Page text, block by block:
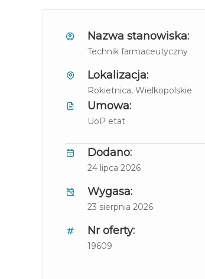
Nazwa stanowiska:
Technik farmaceutyczny
Lokalizacja:
Rokietnica, Wielkopolskie
Umowa:
UoP etat
Dodano:
24 lipca 2026
Wygasa:
23 sierpnia 2026
Nr oferty:
19609